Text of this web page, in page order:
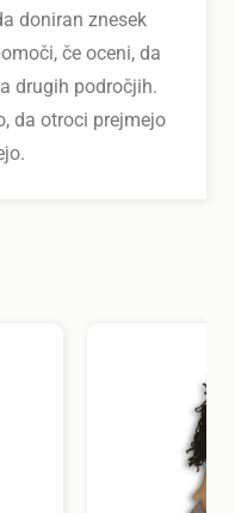
doniran znesek
če oceni, da
drugih področjih.
da otroci prejmejo